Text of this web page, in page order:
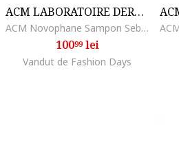
ACM LABORATOIRE DERMATOLOGIQUE
ACM Novophane Sampon Sebo-regulator, 500 ml
10099lei
Vandut de Fashion Days